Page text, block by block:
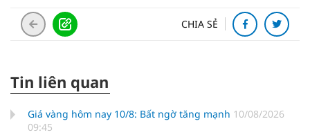
CHIA SẺ
Tin liên quan
Giá vàng hôm nay 10/8: Bất ngờ tăng mạnh 10/08/2026
09:45